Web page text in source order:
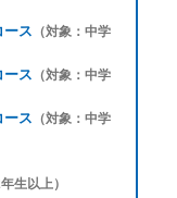
ース （対象：中学
ース （対象：中学
ース （対象：中学
生以上）